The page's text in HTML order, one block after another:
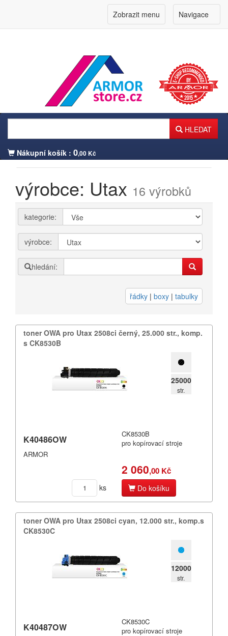
Navigace
Zobrazit menu
HLEDAT
Nákupní košík : 0,00 Kč
Přihlášení zákazníka
Přihlásit se
Nová registrace Ztráta hesla
3DW
Dell
Fujitsu
HP (Hewlett Packard)
Konica-Minolta (Minolta)
výrobce: Utax 16 výrobků
kategorie:
výrobce:
hledání:
řádky | boxy | tabulky
toner OWA pro Utax 2508ci černý,​ 25.​000 str.​,​ komp.​
s CK8530B
25000
str.
K40486OW
ARMOR
CK8530B
pro kopírovací stroje
2 060,00 Kč
ks Do košíku
toner OWA pro Utax 2508ci cyan,​ 12.​000 str.​,​ komp.​s
CK8530C
12000
str.
K40487OW
CK8530C
pro kopírovací stroje